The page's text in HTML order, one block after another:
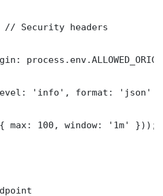
// Security headers
level: 'info', format: 'json'
max: 100, window: '1m' }));